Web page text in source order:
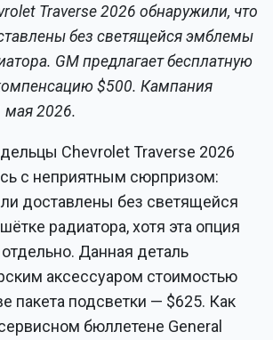
Traverse 2026 обнаружили, что
без светящейся эмблемы
GM предлагает бесплатную
$500. Кампания
мая 2026.
Chevrolet Traverse 2026
с неприятным сюрпризом:
доставлены без светящейся
радиатора, хотя эта опция
Данная деталь
аксессуаром стоимостью
пакета подсветки — $625. Как
бюллетене General